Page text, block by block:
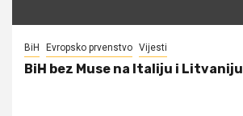
BiH Evropsko prvenstvo Vijesti
BiH bez Muse na Italiju i Litvaniju